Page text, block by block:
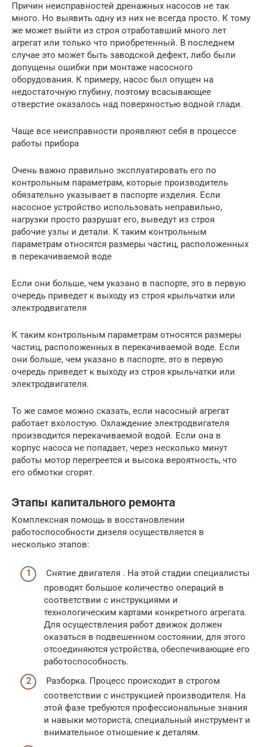
Причин неисправностей дренажных насосов не так
много. Но выявить одну из них не всегда просто. К тому
же может выйти из строя отработавший много лет
агрегат или только что приобретенный. В последнем
случае это может быть заводской дефект, либо были
допущены ошибки при монтаже насосного
оборудования. К примеру, насос был опущен на
недостаточную глубину, поэтому всасывающее
отверстие оказалось над поверхностью водной глади.
Чаще все неисправности проявляют себя в процессе
работы прибора
Очень важно правильно эксплуатировать его по
контрольным параметрам, которые производитель
обязательно указывает в паспорте изделия. Если
насосное устройство использовать неправильно,
нагрузки просто разрушат его, выведут из строя
рабочие узлы и детали. К таким контрольным
параметрам относятся размеры частиц, расположенных
в перекачиваемой воде
Если они больше, чем указано в паспорте, это в первую
очередь приведет к выходу из строя крыльчатки или
электродвигателя
К таким контрольным параметрам относятся размеры
частиц, расположенных в перекачиваемой воде. Если
они больше, чем указано в паспорте, это в первую
очередь приведет к выходу из строя крыльчатки или
электродвигателя.
То же самое можно сказать, если насосный агрегат
работает вхолостую. Охлаждение электродвигателя
производится перекачиваемой водой. Если она в
корпус насоса не попадает, через несколько минут
работы мотор перегреется и высока вероятность, что
его обмотки сгорят.
Этапы капитального ремонта
Комплексная помощь в восстановлении
работоспособности дизеля осуществляется в
несколько этапов:
Снятие двигателя . На этой стадии специалисты
проводят большое количество операций в
соответствии с инструкциями и
технологическим картами конкретного агрегата.
Для осуществления работ движок должен
оказаться в подвешенном состоянии, для этого
отсоединяются устройства, обеспечивающие его
работоспособность.
Разборка. Процесс происходит в строгом
соответствии с инструкцией производителя. На
этой фазе требуются профессиональные знания
и навыки моториста, специальный инструмент и
внимательное отношение к деталям.